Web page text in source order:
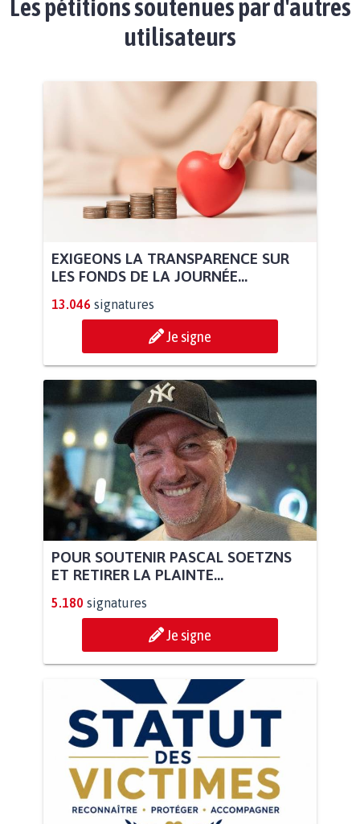
Les pétitions soutenues par d'autres
utilisateurs
EXIGEONS LA TRANSPARENCE SUR
LES FONDS DE LA JOURNÉE...
13.046 signatures
Je signe
POUR SOUTENIR PASCAL SOETZNS
ET RETIRER LA PLAINTE...
5.180 signatures
Je signe